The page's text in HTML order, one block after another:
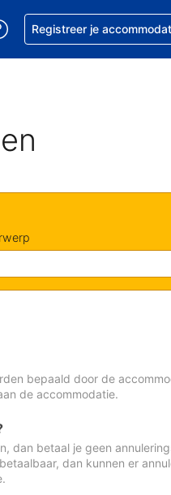
valuta is
Je huidige taal is
Krijg hulp bij je reservering
Registreer je
bepaald door de
de accommodatie.
dan betaal je geen
dan kunnen er